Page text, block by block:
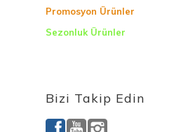
Promosyon Ürünler
Sezonluk Ürünler
Bizi Takip Edin